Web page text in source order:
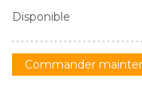
Disponible
Commander